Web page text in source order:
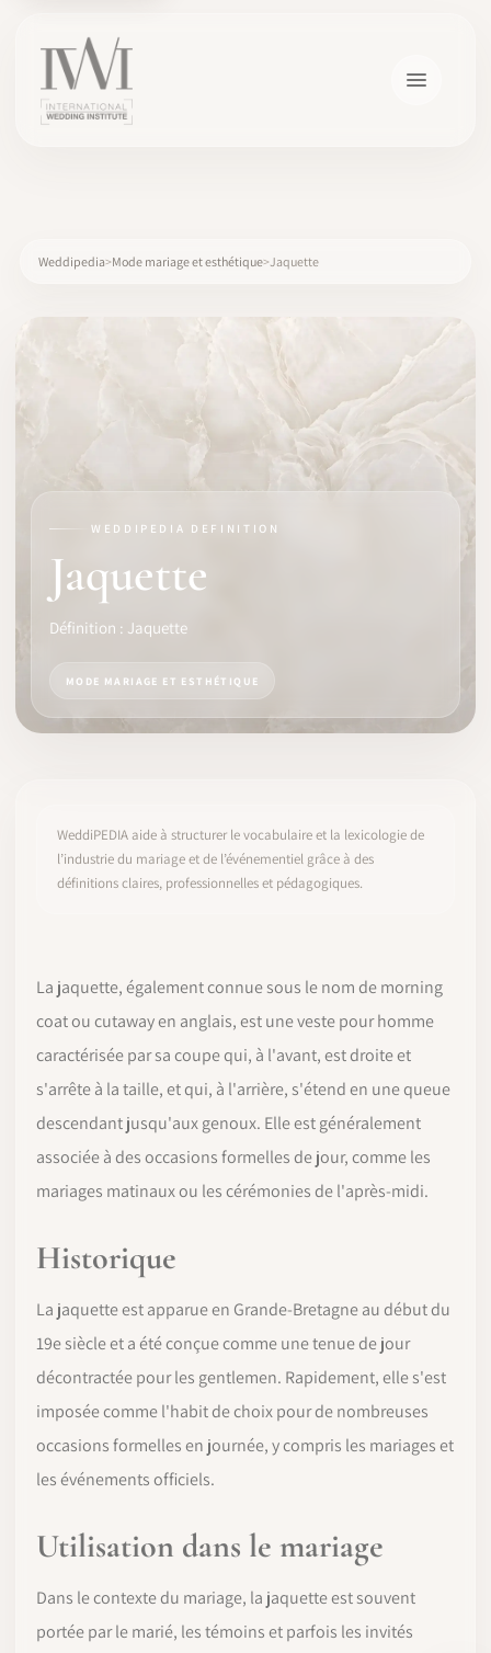
LOGICIEL
IDENTITÉ PRO
COMMENCER
Weddipedia Mode mariage et esthétique Jaquette
WEDDIPEDIA DEFINITION
Jaquette
Définition : Jaquette
MODE MARIAGE ET ESTHÉTIQUE
WeddiPEDIA aide à structurer le vocabulaire et la lexicologie de
l’industrie du mariage et de l’événementiel grâce à des
définitions claires, professionnelles et pédagogiques.
La jaquette, également connue sous le nom de morning
coat ou cutaway en anglais, est une veste pour homme
caractérisée par sa coupe qui, à l'avant, est droite et
s'arrête à la taille, et qui, à l'arrière, s'étend en une queue
descendant jusqu'aux genoux. Elle est généralement
associée à des occasions formelles de jour, comme les
mariages matinaux ou les cérémonies de l'après-midi.
Historique
La jaquette est apparue en Grande-Bretagne au début du
19e siècle et a été conçue comme une tenue de jour
décontractée pour les gentlemen. Rapidement, elle s'est
imposée comme l'habit de choix pour de nombreuses
occasions formelles en journée, y compris les mariages et
les événements officiels.
Utilisation dans le mariage
Dans le contexte du mariage, la jaquette est souvent
portée par le marié, les témoins et parfois les invités